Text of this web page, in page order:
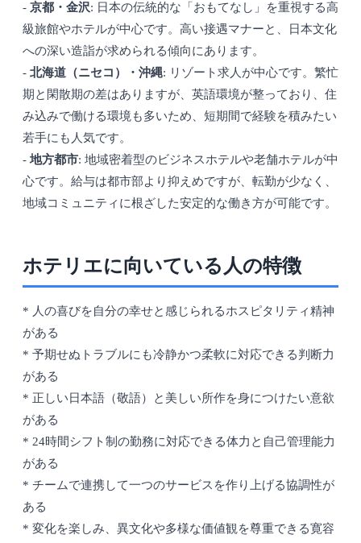
- 京都・金沢: 日本の伝統的な「おもてなし」を重視する高
級旅館やホテルが中心です。高い接遇マナーと、日本文化
への深い造詣が求められる傾向にあります。
- 北海道（ニセコ）・沖縄: リゾート求人が中心です。繁忙
期と閑散期の差はありますが、英語環境が整っており、住
み込みで働ける環境も多いため、短期間で経験を積みたい
若手にも人気です。
- 地方都市: 地域密着型のビジネスホテルや老舗ホテルが中
心です。給与は都市部より抑えめですが、転勤が少なく、
地域コミュニティに根ざした安定的な働き方が可能です。
ホテリエに向いている人の特徴
* 人の喜びを自分の幸せと感じられるホスピタリティ精神
がある
* 予期せぬトラブルにも冷静かつ柔軟に対応できる判断力
がある
* 正しい日本語（敬語）と美しい所作を身につけたい意欲
がある
* 24時間シフト制の勤務に対応できる体力と自己管理能力
がある
* チームで連携して一つのサービスを作り上げる協調性が
ある
* 変化を楽しみ、異文化や多様な価値観を尊重できる寛容